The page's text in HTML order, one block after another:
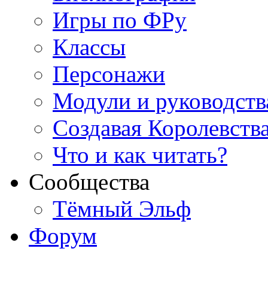
Игры по ФРу
Классы
Персонажи
Модули и
Создавая
Что и как читать?
Сообщества
Тёмный Эльф
Форум